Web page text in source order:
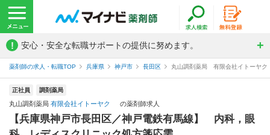
! 安心・安全な転職サポートの提供に努めます。
薬剤師の求人・転職TOP 兵庫県 神戸市 長田区 丸山調剤薬局 有限会社イトーヤ
正社員 調剤薬局
丸山調剤薬局 有限会社イトーヤク の薬剤師求人
【兵庫県神戸市長田区／神戸電鉄有馬線】 内科，眼